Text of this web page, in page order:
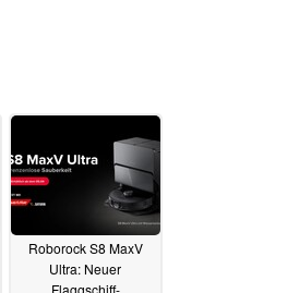
Roborock S8 MaxV
Ultra: Neuer